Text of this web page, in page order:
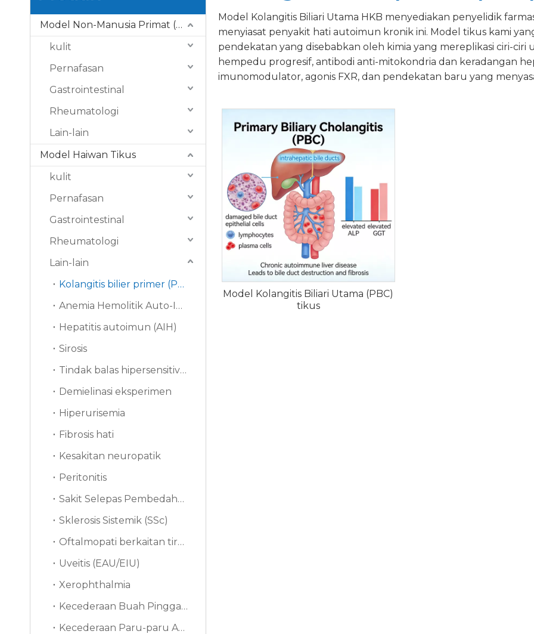
Model Non-Manusia Primat (NHP).
kulit
Pernafasan
Gastrointestinal
Rheumatologi
Lain-lain
Model Haiwan Tikus
kulit
Pernafasan
Gastrointestinal
Rheumatologi
Lain-lain
Kolangitis bilier primer (PBC)
Anemia Hemolitik Auto-Imun（AIHA）
Hepatitis autoimun (AIH)
Sirosis
Tindak balas hipersensitiviti jenis tertunda (DTH)
Demielinasi eksperimen
Hiperurisemia
Fibrosis hati
Kesakitan neuropatik
Peritonitis
Sakit Selepas Pembedahan (PSP)
Sklerosis Sistemik (SSc)
Oftalmopati berkaitan tiroid (TAO)
Uveitis (EAU/EIU)
Xerophthalmia
Kecederaan Buah Pinggang Akut
Kecederaan Paru-paru Akut (ALI)
Model Kolangitis Biliari Utama HKB menyediakan penyelidik
menyiasat penyakit hati autoimun kronik ini. Model tikus kami
pendekatan yang disebabkan oleh kimia yang mereplikasi ciri-
hempedu progresif, antibodi anti-mitokondria dan keradangan
imunomodulator, agonis FXR, dan pendekatan baru yang
Model Kolangitis Biliari Utama (PBC)
tikus